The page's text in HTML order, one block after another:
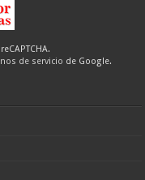
de servicio de Google.